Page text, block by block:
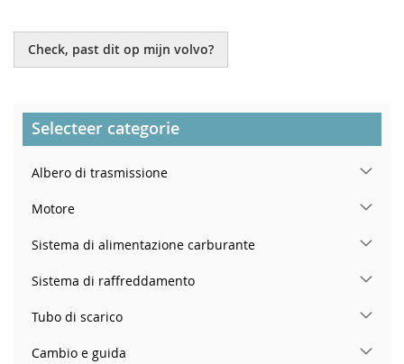
LIST
Check, past dit op mijn volvo?
Selecteer categorie
Albero di trasmissione
Motore
Sistema di alimentazione carburante
Sistema di raffreddamento
Tubo di scarico
Cambio e guida